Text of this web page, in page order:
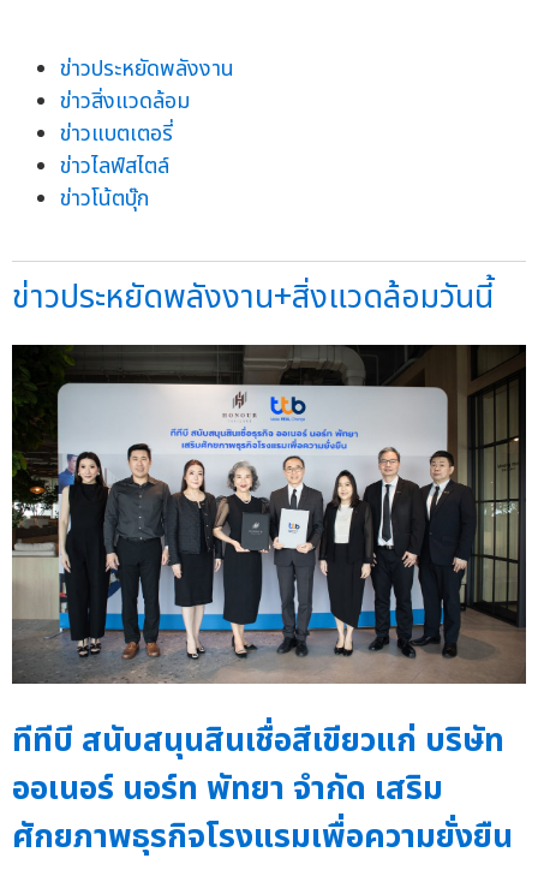
ข่าวประหยัดพลังงาน
ข่าวสิ่งแวดล้อม
ข่าวแบตเตอรี่
ข่าวไลฟ์สไตล์
ข่าวโน้ตบุ๊ก
ข่าวประหยัดพลังงาน+สิ่งแวดล้อมวันนี้
ทีทีบี สนับสนุนสินเชื่อสีเขียวแก่ บริษัท
ออเนอร์ นอร์ท พัทยา จำกัด เสริม
ศักยภาพธุรกิจโรงแรมเพื่อความยั่งยืน